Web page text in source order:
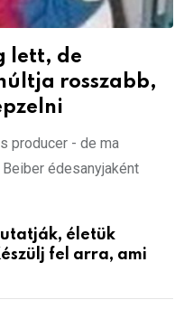
lett, de
rosszabb,
producer - de ma
édesanyjaként
életük
fel arra, ami